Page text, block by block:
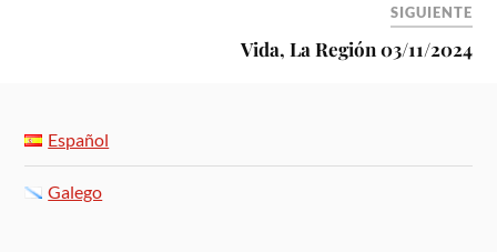
SIGUIENTE
Vida, La Región 03/11/2024
Español
Galego